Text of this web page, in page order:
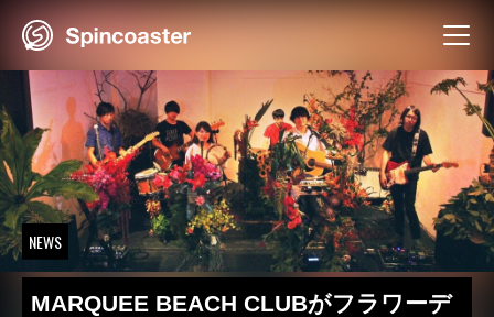
NEWS
MARQUEE BEACH CLUBがフラワーデ